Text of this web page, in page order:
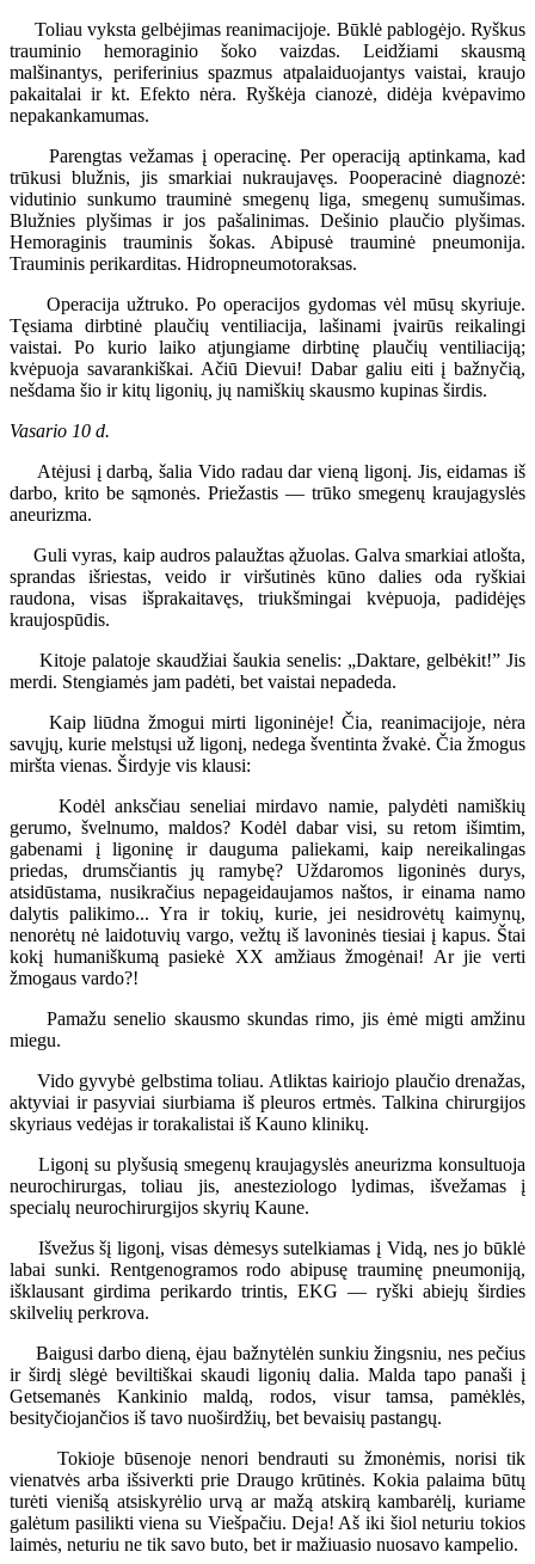
Toliau vyksta gelbėjimas reanimacijoje. Būklė pablogėjo. Ryškus
trauminio hemoraginio šoko vaizdas. Leidžiami skausmą
malšinantys, periferinius spazmus atpalaiduojantys vaistai, kraujo
pakaitalai ir kt. Efekto nėra. Ryškėja cianozė, didėja kvėpavimo
nepakankamumas.
Parengtas vežamas į operacinę. Per operaciją aptinkama, kad
trūkusi blužnis, jis smarkiai nukraujavęs. Pooperacinė diagnozė:
vidutinio sunkumo trauminė smegenų liga, smegenų sumušimas.
Blužnies plyšimas ir jos pašalinimas. Dešinio plaučio plyšimas.
Hemoraginis trauminis šokas. Abipusė trauminė pneumonija.
Trauminis perikarditas. Hidropneumotoraksas.
Operacija užtruko. Po operacijos gydomas vėl mūsų skyriuje.
Tęsiama dirbtinė plaučių ventiliacija, lašinami įvairūs reikalingi
vaistai. Po kurio laiko atjungiame dirbtinę plaučių ventiliaciją;
kvėpuoja savarankiškai. Ačiū Dievui! Dabar galiu eiti į bažnyčią,
nešdama šio ir kitų ligonių, jų namiškių skausmo kupinas širdis.
Vasario 10 d.
Atėjusi į darbą, šalia Vido radau dar vieną ligonį. Jis, eidamas iš
darbo, krito be sąmonės. Priežastis — trūko smegenų kraujagyslės
aneurizma.
Guli vyras, kaip audros palaužtas ąžuolas. Galva smarkiai atlošta,
sprandas išriestas, veido ir viršutinės kūno dalies oda ryškiai
raudona, visas išprakaitavęs, triukšmingai kvėpuoja, padidėjęs
kraujospūdis.
Kitoje palatoje skaudžiai šaukia senelis: „Daktare, gelbėkit!” Jis
merdi. Stengiamės jam padėti, bet vaistai nepadeda.
Kaip liūdna žmogui mirti ligoninėje! Čia, reanimacijoje, nėra
savųjų, kurie melstųsi už ligonį, nedega šventinta žvakė. Čia žmogus
miršta vienas. Širdyje vis klausi:
Kodėl anksčiau seneliai mirdavo namie, palydėti namiškių
gerumo, švelnumo, maldos? Kodėl dabar visi, su retom išimtim,
gabenami į ligoninę ir dauguma paliekami, kaip nereikalingas
priedas, drumsčiantis jų ramybę? Uždaromos ligoninės durys,
atsidūstama, nusikračius nepageidaujamos naštos, ir einama namo
dalytis palikimo... Yra ir tokių, kurie, jei nesidrovėtų kaimynų,
nenorėtų nė laidotuvių vargo, vežtų iš lavoninės tiesiai į kapus. Štai
kokį humaniškumą pasiekė XX amžiaus žmogėnai! Ar jie verti
žmogaus vardo?!
Pamažu senelio skausmo skundas rimo, jis ėmė migti amžinu
miegu.
Vido gyvybė gelbstima toliau. Atliktas kairiojo plaučio drenažas,
aktyviai ir pasyviai siurbiama iš pleuros ertmės. Talkina chirurgijos
skyriaus vedėjas ir torakalistai iš Kauno klinikų.
Ligonį su plyšusią smegenų kraujagyslės aneurizma konsultuoja
neurochirurgas, toliau jis, anesteziologo lydimas, išvežamas į
specialų neurochirurgijos skyrių Kaune.
Išvežus šį ligonį, visas dėmesys sutelkiamas į Vidą, nes jo būklė
labai sunki. Rentgenogramos rodo abipusę trauminę pneumoniją,
išklausant girdima perikardo trintis, EKG — ryški abiejų širdies
skilvelių perkrova.
Baigusi darbo dieną, ėjau bažnytėlėn sunkiu žingsniu, nes pečius
ir širdį slėgė beviltiškai skaudi ligonių dalia. Malda tapo panaši į
Getsemanės Kankinio maldą, rodos, visur tamsa, pamėklės,
besityčiojančios iš tavo nuoširdžių, bet bevaisių pastangų.
Tokioje būsenoje nenori bendrauti su žmonėmis, norisi tik
vienatvės arba išsiverkti prie Draugo krūtinės. Kokia palaima būtų
turėti vienišą atsiskyrėlio urvą ar mažą atskirą kambarėlį, kuriame
galėtum pasilikti viena su Viešpačiu. Deja! Aš iki šiol neturiu tokios
laimės, neturiu ne tik savo buto, bet ir mažiuasio nuosavo kampelio.